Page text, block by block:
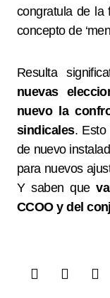
congratula de la
concepto de
Resulta
nuevas
nuevo la
sindicales. Esto
de nuevo
para nuevos
Y saben que
CCOO y del